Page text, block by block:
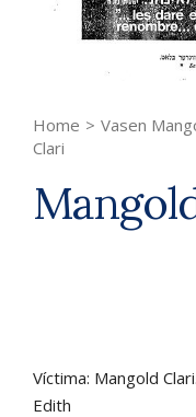
Home > Vasen
Clari
Víctima: Mangold
Edith